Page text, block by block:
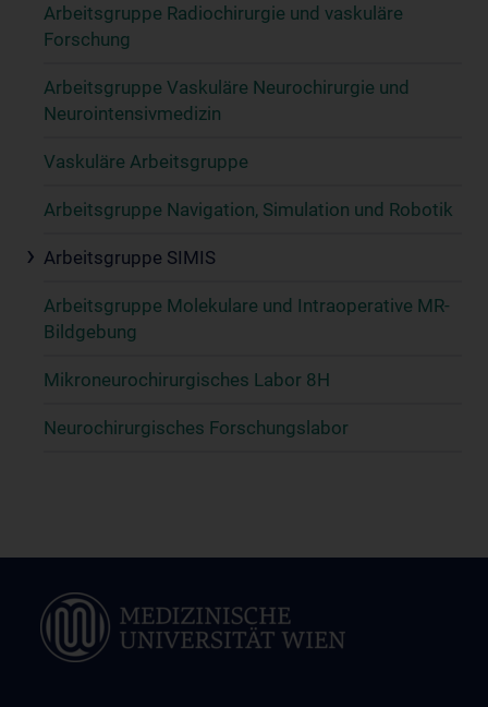
Arbeitsgruppe Radiochirurgie und vaskuläre
Forschung
Arbeitsgruppe Vaskuläre Neurochirurgie und
Neurointensivmedizin
Vaskuläre Arbeitsgruppe
Arbeitsgruppe Navigation, Simulation und Robotik
Arbeitsgruppe SIMIS
Arbeitsgruppe Molekulare und Intraoperative MR-
Bildgebung
Mikroneurochirurgisches Labor 8H
Neurochirurgisches Forschungslabor